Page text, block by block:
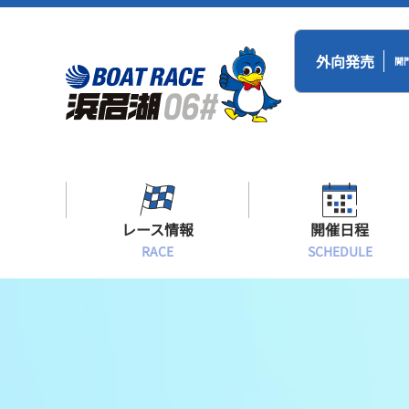
外向発売 開
レース情報
RACE
開催日程
SCHEDULE